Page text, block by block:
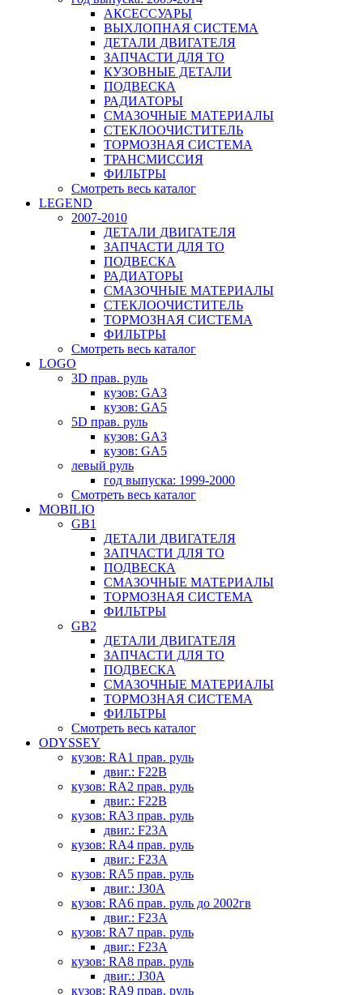
АКСЕССУАРЫ
ВЫХЛОПНАЯ СИСТЕМА
ДЕТАЛИ ДВИГАТЕЛЯ
ЗАПЧАСТИ ДЛЯ ТО
КУЗОВНЫЕ ДЕТАЛИ
ПОДВЕСКА
РАДИАТОРЫ
СМАЗОЧНЫЕ МАТЕРИАЛЫ
СТЕКЛООЧИСТИТЕЛЬ
ТОРМОЗНАЯ СИСТЕМА
ТРАНСМИССИЯ
ФИЛЬТРЫ
Смотреть весь каталог
LEGEND
2007-2010
ДЕТАЛИ ДВИГАТЕЛЯ
ЗАПЧАСТИ ДЛЯ ТО
ПОДВЕСКА
РАДИАТОРЫ
СМАЗОЧНЫЕ МАТЕРИАЛЫ
СТЕКЛООЧИСТИТЕЛЬ
ТОРМОЗНАЯ СИСТЕМА
ФИЛЬТРЫ
Смотреть весь каталог
LOGO
3D прав. руль
кузов: GA3
кузов: GA5
5D прав. руль
кузов: GA3
кузов: GA5
левый руль
год выпуска: 1999-2000
Смотреть весь каталог
MOBILIO
GB1
ДЕТАЛИ ДВИГАТЕЛЯ
ЗАПЧАСТИ ДЛЯ ТО
ПОДВЕСКА
СМАЗОЧНЫЕ МАТЕРИАЛЫ
ТОРМОЗНАЯ СИСТЕМА
ФИЛЬТРЫ
GB2
ДЕТАЛИ ДВИГАТЕЛЯ
ЗАПЧАСТИ ДЛЯ ТО
ПОДВЕСКА
СМАЗОЧНЫЕ МАТЕРИАЛЫ
ТОРМОЗНАЯ СИСТЕМА
ФИЛЬТРЫ
Смотреть весь каталог
ODYSSEY
кузов: RA1 прав. руль
двиг.: F22B
кузов: RA2 прав. руль
двиг.: F22B
кузов: RA3 прав. руль
двиг.: F23A
кузов: RA4 прав. руль
двиг.: F23A
кузов: RA5 прав. руль
двиг.: J30A
кузов: RA6 прав. руль до 2002гв
двиг.: F23A
кузов: RA7 прав. руль
двиг.: F23A
кузов: RA8 прав. руль
двиг.: J30A
кузов: RA9 прав. руль